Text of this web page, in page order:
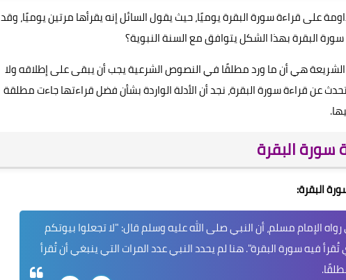
على قراءة سورة البقرة يوميًا، حيث يقول السائل إنه يقرأها مرتين يوميًا، وقد
البقرة بهذا الشكل يتوافق مع السنة النبوية؟
الشريعة هي أن ما ورد مطلقًا في النصوص الشرعية يجب أن يبقى على إطلاقه ولا
عن قراءة سورة البقرة، نجد أن الأدلة الواردة بشأن فضل قراءتها جاءت مطلقة
سورة البقرة
البقرة:
الإمام مسلم، أن النبي صلى الله عليه وسلم قال: "لا تجعلوا بيوتكم
تُقرأ فيه سورة البقرة". هنا لم يحدد النبي عدد المرات التي ينبغي أن تُقرأ